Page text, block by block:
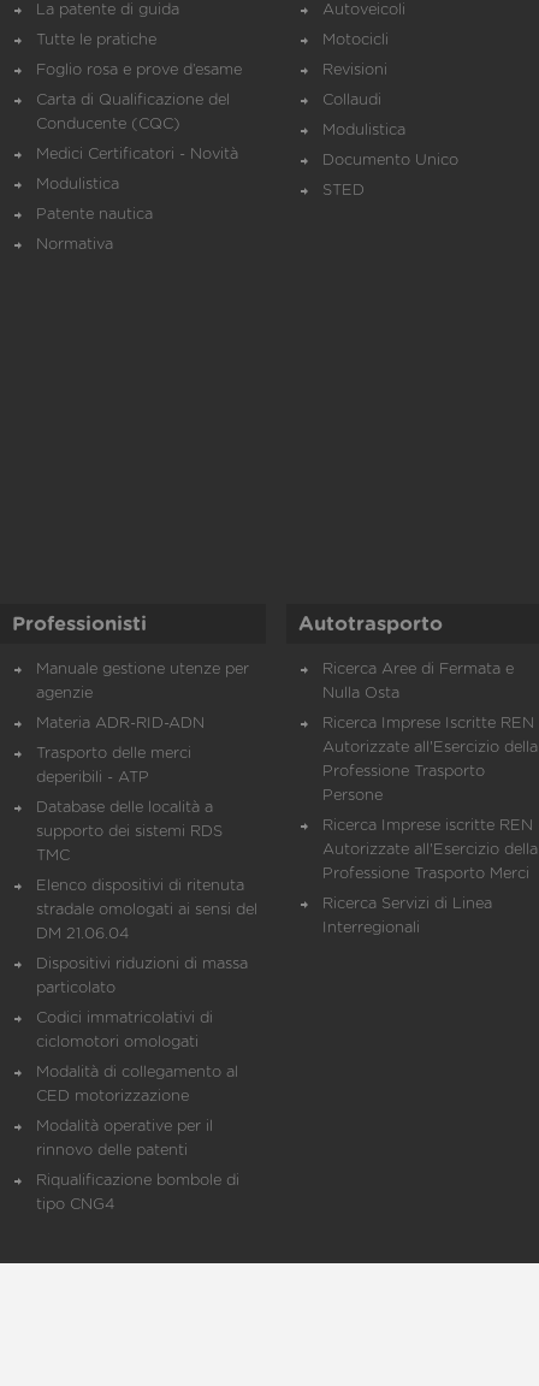
La patente di guida
Tutte le pratiche
Foglio rosa e prove d’esame
Carta di Qualificazione del
Conducente (CQC)
Medici Certificatori - Novità
Modulistica
Patente nautica
Normativa
Autoveicoli
Motocicli
Revisioni
Collaudi
Modulistica
Documento Unico
STED
Professionisti
Manuale gestione utenze per
agenzie
Materia ADR-RID-ADN
Trasporto delle merci
deperibili - ATP
Database delle località a
supporto dei sistemi RDS
TMC
Elenco dispositivi di ritenuta
stradale omologati ai sensi del
DM 21.06.04
Dispositivi riduzioni di massa
particolato
Codici immatricolativi di
ciclomotori omologati
Modalità di collegamento al
CED motorizzazione
Modalità operative per il
rinnovo delle patenti
Riqualificazione bombole di
tipo CNG4
Autotrasporto
Ricerca Aree di Fermata e
Nulla Osta
Ricerca Imprese Iscritte REN
Autorizzate all'Esercizio della
Professione Trasporto
Persone
Ricerca Imprese iscritte REN
Autorizzate all'Esercizio della
Professione Trasporto Merci
Ricerca Servizi di Linea
Interregionali